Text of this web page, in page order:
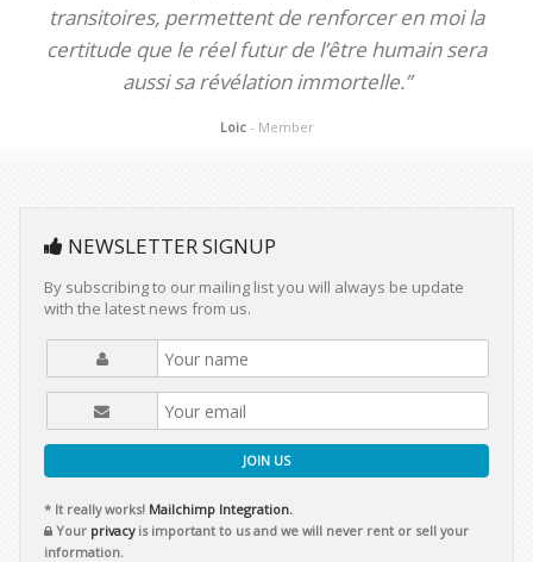
transitoires, permettent de renforcer en moi la
certitude que le réel futur de l’être humain sera
aussi sa révélation immortelle.”
Loic - Member
NEWSLETTER SIGNUP
By subscribing to our mailing list you will always be update
with the latest news from us.
JOIN US
* It really works! Mailchimp Integration.
Your privacyis important to us and we will never rent or sell your
information.